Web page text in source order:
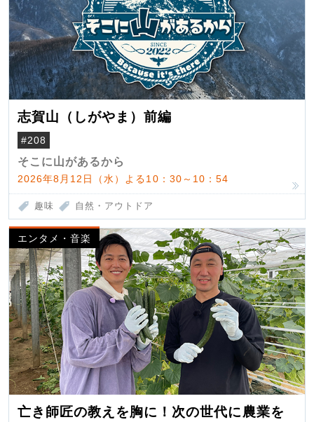
志賀山（しがやま）前編
#208
そこに山があるから
2026年8月12日（水）よる10：30～10：54
趣味 自然・アウトドア
エンタメ・音楽
亡き師匠の教えを胸に！次の世代に農業を